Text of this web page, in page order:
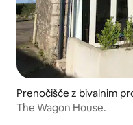
Prenočišče z bivalnim
rnwall
The Wagon House.